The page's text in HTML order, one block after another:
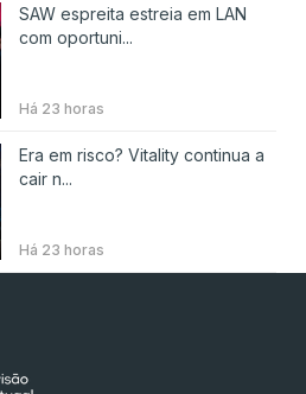
SAW espreita estreia em LAN
com oportuni...
Há 23 horas
Era em risco? Vitality continua a
cair n...
Há 23 horas